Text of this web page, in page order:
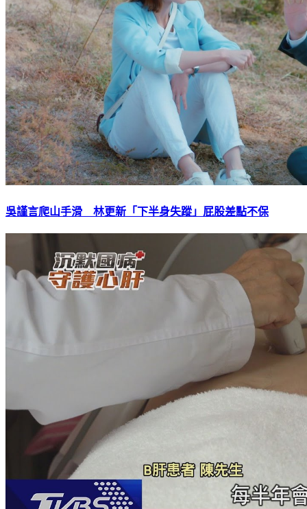
吳謹言爬山手滑 林更新「下半身失蹤」屁股差點不保